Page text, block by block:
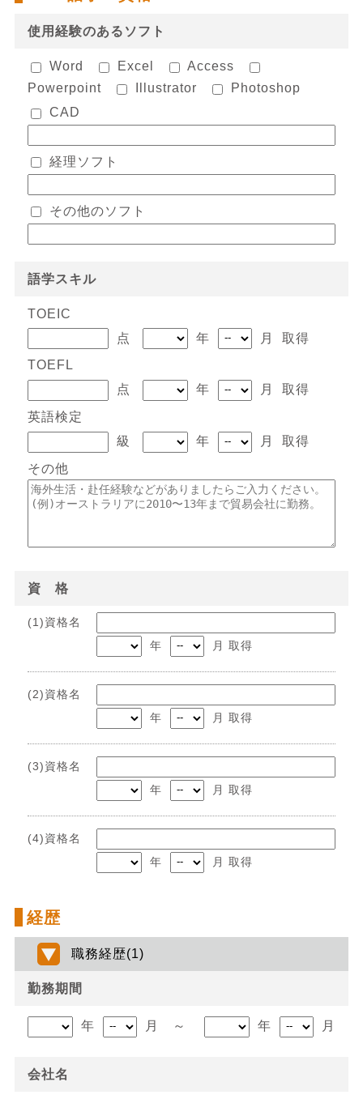
使用経験のあるソフト
Word Excel
Access
Powerpoint
Illustrator
Photoshop
CAD
経理ソフト
その他のソフト
語学スキル
TOEIC
点
年
月 取得
TOEFL
点
年
月 取得
英語検定
級
年
月 取得
その他
資 格
(1)資格名
年
月 取得
(2)資格名
年
月 取得
(3)資格名
年
月 取得
(4)資格名
年
月 取得
経歴
職務経歴(1)
勤務期間
年 月 ～ 年 月
会社名